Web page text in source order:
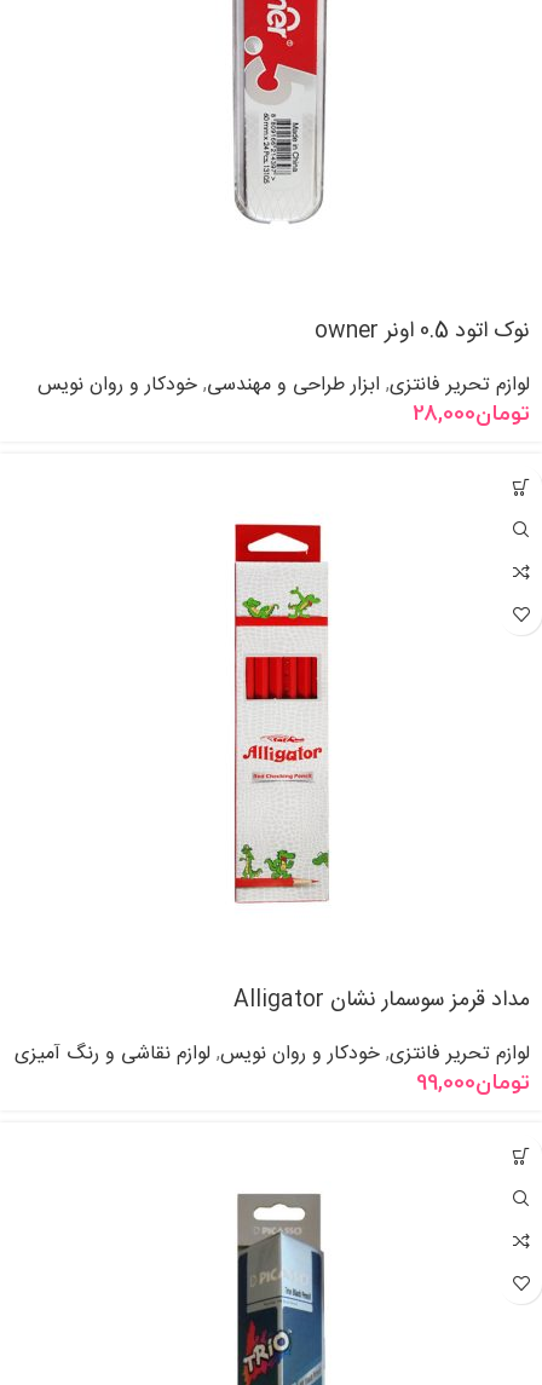
نوک اتود 0.5 اونر owner
لوازم تحریر فانتزی, ابزار طراحی و مهندسی, خودکار و روان نویس
تومان28,000
مداد قرمز سوسمار نشان Alligator
لوازم تحریر فانتزی, خودکار و روان نویس, لوازم نقاشی و رنگ آمیزی
تومان99,000